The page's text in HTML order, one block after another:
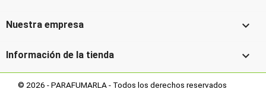
Nuestra empresa 
Información de la tienda 
© 2026 - PARAFUMARLA - Todos los derechos reservados